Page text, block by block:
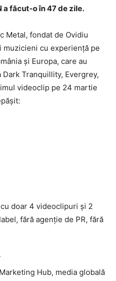
a făcut-o în 47 de zile.
Metal, fondat de Ovidiu
muzicieni cu experiență pe
și Europa, care au
Tranquillity, Evergrey,
videoclip pe 24 martie
doar 4 videoclipuri și 2
fără agenție de PR, fără
Hub, media globală